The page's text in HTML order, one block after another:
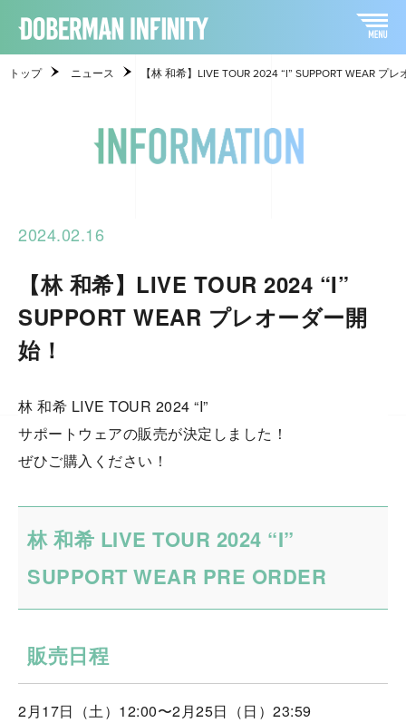
トップ ニュース 【林 和希】LIVE TOUR 2024 “I” SUPPORT WEAR プ
2024.02.16
【林 和希】LIVE TOUR 2024 “I”
SUPPORT WEAR プレオーダー開
始！
林 和希 LIVE TOUR 2024 “I”
サポートウェアの販売が決定しました！
ぜひご購入ください！
林 和希 LIVE TOUR 2024 “I”
SUPPORT WEAR PRE ORDER
販売日程
2月17日（土）12:00〜2月25日（日）23:59